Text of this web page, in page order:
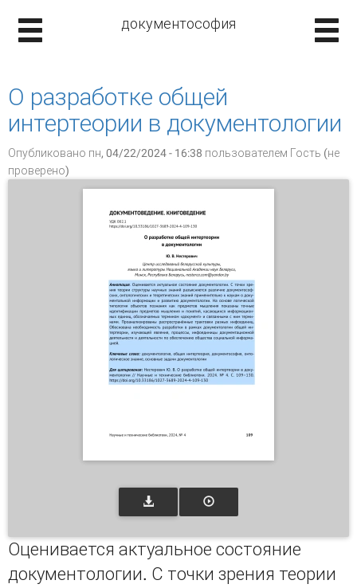
документософия
О разработке общей
интертеории в документологии
Опубликовано пн, 04/22/2024 - 16:38 пользователем Гость (не
проверено)
Оценивается актуальное состояние
документологии. С точки зрения теории